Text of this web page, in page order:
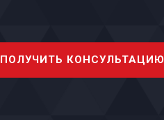
ПОЛУЧИТЬ КОНСУЛЬТАЦИЮ